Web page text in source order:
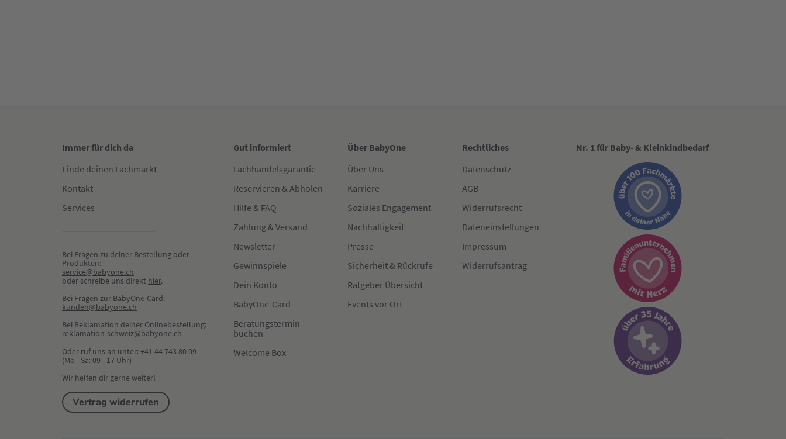
Immer für dich da
Finde deinen Fachmarkt
Kontakt
Services
Bei Fragen zu deiner Bestellung oder
Produkten:
service@babyone.ch
oder schreibe uns direkt hier.
Bei Fragen zur BabyOne-Card:
kunden@babyone.ch
Bei Reklamation deiner Onlinebestellung:
reklamation-schweiz@babyone.ch
Oder ruf uns an unter:+41 44 743 80 09
(Mo - Sa: 09 - 17 Uhr)
Wir helfen dir gerne weiter!
Vertrag widerrufen
Gut informiert
Fachhandelsgarantie
Reservieren & Abholen
Hilfe & FAQ
Zahlung & Versand
Newsletter
Gewinnspiele
Dein Konto
BabyOne-Card
Beratungstermin
buchen
Welcome Box
Über BabyOne
Über Uns
Karriere
Soziales Engagement
Nachhaltigkeit
Presse
Sicherheit & Rückrufe
Ratgeber Übersicht
Events vor Ort
Rechtliches
Datenschutz
AGB
Widerrufsrecht
Dateneinstellungen
Impressum
Widerrufsantrag
Nr. 1 für Baby- & Kleinkindbedarf